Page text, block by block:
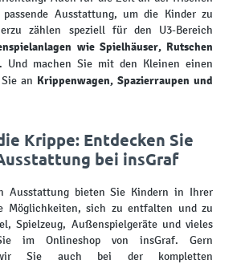
Ausstattung, um die Kinder zu
zählen speziell für den U3-Bereich
wie Spielhäuser, Rutschen
. Und machen Sie mit den Kleinen einen
an Krippenwagen, Spazierraupen und
Krippe: Entdecken Sie
bei insGraf
Ausstattung bieten Sie Kindern in Ihrer
Möglichkeiten, sich zu entfalten und zu
Spielzeug, Außenspielgeräte und vieles
im Onlineshop von insGraf. Gern
wir Sie auch bei der kompletten